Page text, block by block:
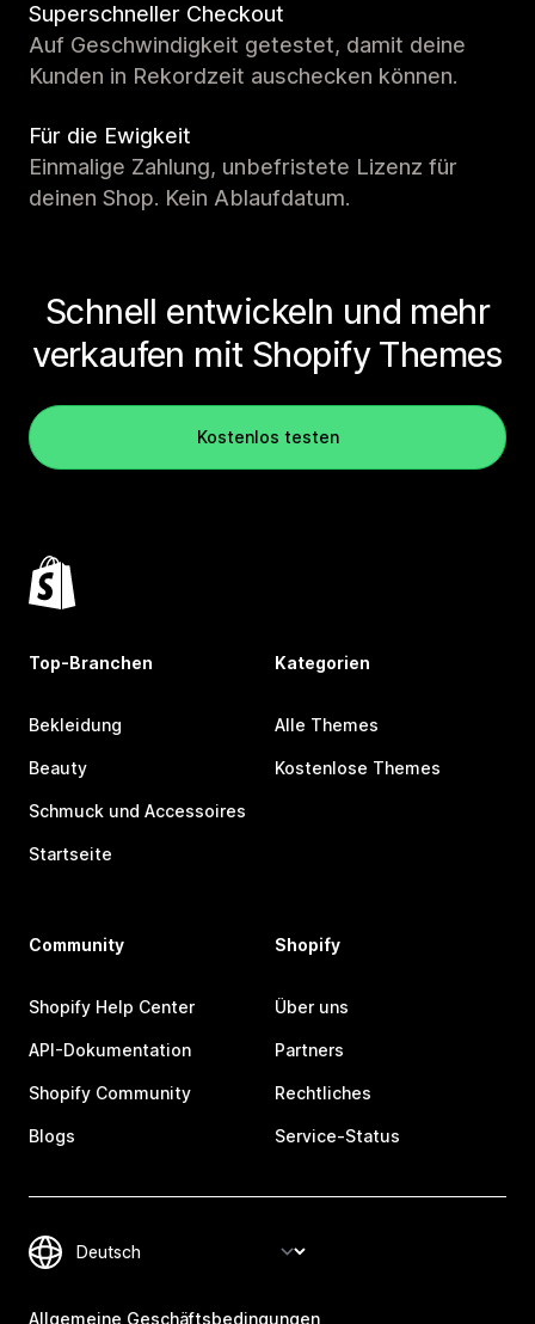
Superschneller Checkout
Auf Geschwindigkeit getestet, damit deine
Kunden in Rekordzeit auschecken können.
Für die Ewigkeit
Einmalige Zahlung, unbefristete Lizenz für
deinen Shop. Kein Ablaufdatum.
Schnell entwickeln und mehr
verkaufen mit Shopify Themes
Kostenlos testen
Top-Branchen
Bekleidung
Beauty
Schmuck und Accessoires
Startseite
Kategorien
Alle Themes
Kostenlose Themes
Community
Shopify Help Center
API-Dokumentation
Shopify Community
Blogs
Shopify
Über uns
Partners
Rechtliches
Service-Status
Allgemeine Geschäftsbedingungen